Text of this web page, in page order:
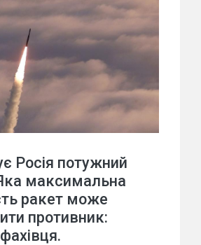
Росія потужний
максимальна
ракет може
противник: